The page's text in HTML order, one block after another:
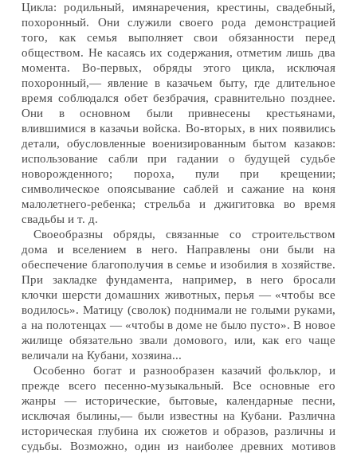
Цикла: родильный, имянаречения, крестины, свадебный,
похоронный. Они служили своего рода демонстрацией
того, как семья выполняет свои обязанности перед
обществом. Не касаясь их содержания, отметим лишь два
момента. Во-первых, обряды этого цикла, исключая
похоронный,— явление в казачьем быту, где длительное
время соблюдался обет безбрачия, сравнительно позднее.
Они в основном были привнесены крестьянами,
влившимися в казачьи войска. Во-вторых, в них появились
детали, обусловленные военизированным бытом казаков:
использование сабли при гадании о будущей судьбе
новорожденного; пороха, пули при крещении;
символическое опоясывание саблей и сажание на коня
малолетнего-ребенка; стрельба и джигитовка во время
свадьбы и т. д.
Своеобразны обряды, связанные со строительством
дома и вселением в него. Направлены они были на
обеспечение благополучия в семье и изобилия в хозяйстве.
При закладке фундамента, например, в него бросали
клочки шерсти домашних животных, перья — «чтобы все
водилось». Матицу (сволок) поднимали не голыми руками,
а на полотенцах — «чтобы в доме не было пусто». В новое
жилище обязательно звали домового, или, как его чаще
величали на Кубани, хозяина...
Особенно богат и разнообразен казачий фольклор, и
прежде всего песенно-музыкальный. Все основные его
жанры — исторические, бытовые, календарные песни,
исключая былины,— были известны на Кубани. Различна
историческая глубина их сюжетов и образов, различны и
судьбы. Возможно, один из наиболее древних мотивов